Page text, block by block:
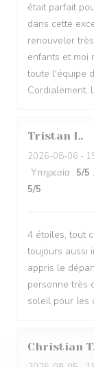
était parfait
dans cette
renouveler
enfants et moi
toute l'équipe
Cordialement,
Tristan L
2026-08-06 -
Υπηρεσία : 5/5
5/5
4 étoiles, tout
toujours aussi
appris le
personne très
soleil pour les
Christian T